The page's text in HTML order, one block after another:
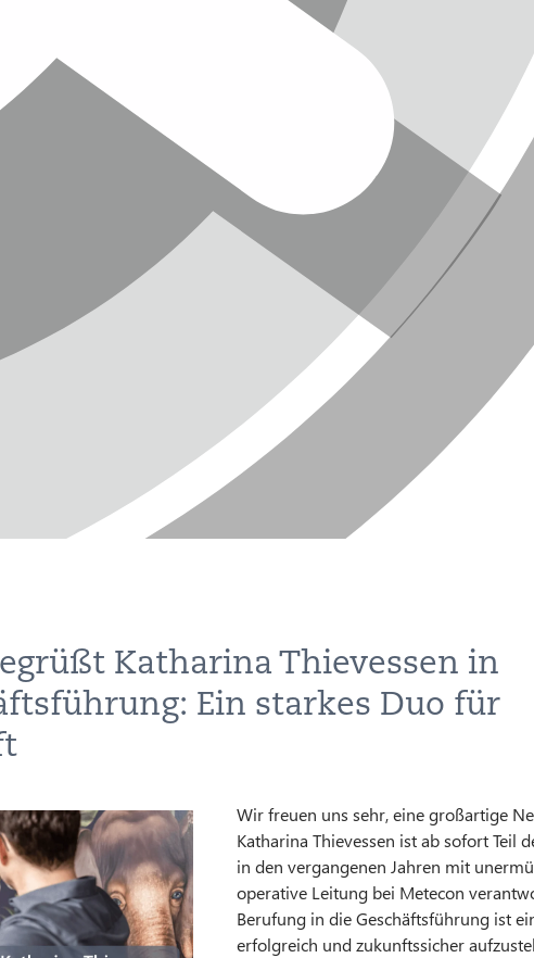
Katharina Thievessen in
Ein starkes Duo für
Wir freuen uns sehr, eine großartige
Katharina Thievessen ist ab sofort Teil
in den vergangenen Jahren mit
operative Leitung bei Metecon
Berufung in die Geschäftsführung ist
erfolgreich und zukunftssicher